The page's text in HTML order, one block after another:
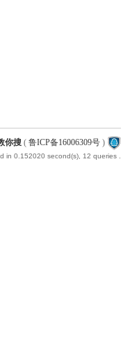
你搜( 鲁ICP备16006309号)
in 0.152020 second(s), 12 queries .